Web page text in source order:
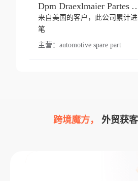
Dpm Draexlmaier Partes
来自美国的客户，此公司累计
笔
主营： automotive spare part
跨境魔方， 外贸获